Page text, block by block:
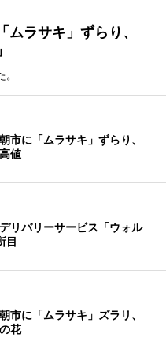
ラサキ」ずらり、
に「ムラサキ」ずらり、
値
リバリーサービス「ウォル
目
に「ムラサキ」ズラリ、
花